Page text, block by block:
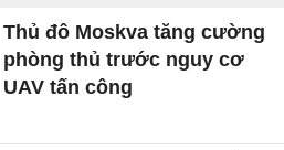
Thủ đô Moskva tăng cường
phòng thủ trước nguy cơ
UAV tấn công